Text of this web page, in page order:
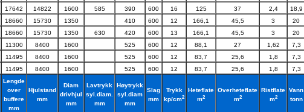
17642 14822 1600 585 390 600 16 125 37 2,4 18,9
18660 15730 1350 410 600 12 166,1 45,5 3 20
18660 15730 1350 630 420 600 13 166,1 45,5 3 20
11300 8400 1600 525 600 12 88,1 27 1,62 7,3
11495 8400 1600 525 600 12 83,7 25,6 1,8 7,3
11495 8400 1600 525 600 12 83,7 25,6 1,8 7,3
Lengde
over
buffere
mm
Hjulstand
mm
Diam
drivhjul
mm
Lavtrykk
syl.diam.
mm
Høytrykk
syl.diam
mm
Slag
mm
Trykk
kp/cm2
Heteflate
m2
Overheteflate
m2
Ristflate
m2
Vann
tonn